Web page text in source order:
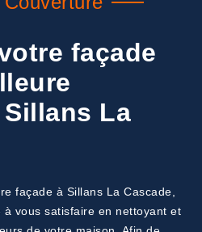
façade
La
façade à Sillans La Cascade,
vous satisfaire en nettoyant et